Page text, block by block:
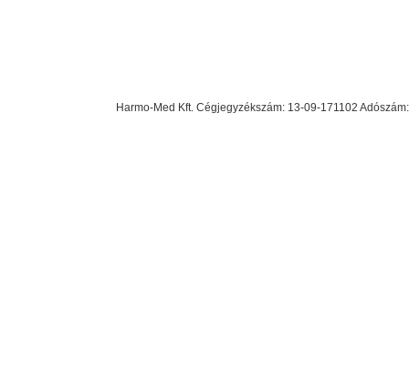
Harmo-Med Kft. Cégjegyzékszám: 13-09-171102